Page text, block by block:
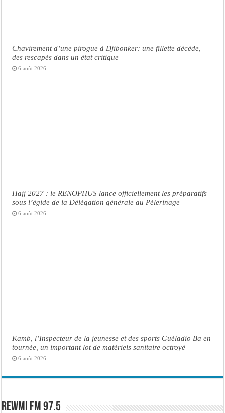
Chavirement d’une pirogue à Djibonker: une fillette décède,
des rescapés dans un état critique
6 août 2026
Hajj 2027 : le RENOPHUS lance officiellement les préparatifs
sous l’égide de la Délégation générale au Pèlerinage
6 août 2026
Kamb, l’Inspecteur de la jeunesse et des sports Guéladio Ba en
tournée, un important lot de matériels sanitaire octroyé
6 août 2026
Rewmi FM 97.5